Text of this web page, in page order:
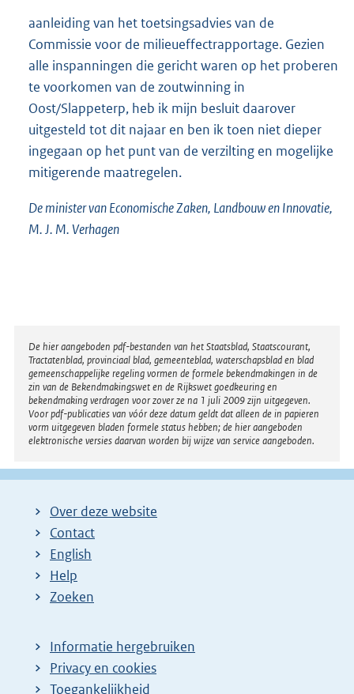
aanleiding van het toetsingsadvies van de
Commissie voor de milieueffectrapportage. Gezien
alle inspanningen die gericht waren op het proberen
te voorkomen van de zoutwinning in
Oost/Slappeterp, heb ik mijn besluit daarover
uitgesteld tot dit najaar en ben ik toen niet dieper
ingegaan op het punt van de verzilting en mogelijke
mitigerende maatregelen.
De minister van Economische Zaken, Landbouw en Innovatie,
M. J. M. Verhagen
Disclaimer
De hier aangeboden pdf-bestanden van het Staatsblad, Staatscourant,
Tractatenblad, provinciaal blad, gemeenteblad, waterschapsblad en blad
gemeenschappelijke regeling vormen de formele bekendmakingen in de
zin van de Bekendmakingswet en de Rijkswet goedkeuring en
bekendmaking verdragen voor zover ze na 1 juli 2009 zijn uitgegeven.
Voor pdf-publicaties van vóór deze datum geldt dat alleen de in papieren
vorm uitgegeven bladen formele status hebben; de hier aangeboden
elektronische versies daarvan worden bij wijze van service aangeboden.
Over deze website
Contact
English
Help
Zoeken
Informatie hergebruiken
Privacy en cookies
Toegankelijkheid